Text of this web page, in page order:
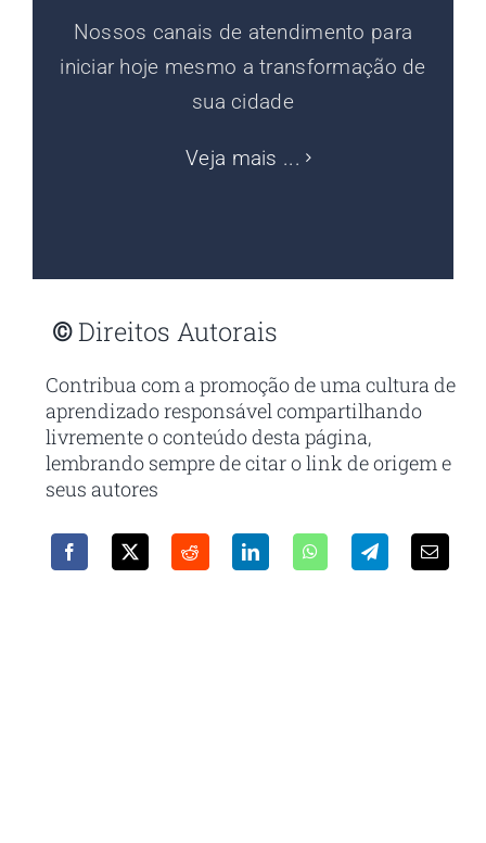
Nossos canais de atendimento para
iniciar hoje mesmo a transformação de
sua cidade
Veja mais ...
©Direitos Autorais
Contribua com a promoção de uma cultura de
aprendizado responsável compartilhando
livremente o conteúdo desta página,
lembrando sempre de citar o link de origem e
seus autores